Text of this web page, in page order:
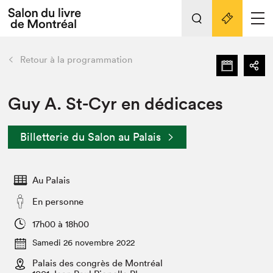
Espace médias
Espace exposant⋅e⋅s
Tout sur l'édition 2022
Actualités
Vidéos et Balados
Club de lecture Braindate
retour Nos activités
Édition 2022
Nous connaître
Projets partenaires 2022
Archives
Liens pratiques
Retour à la programmation
Guy A. St-Cyr en dédicaces
Billetterie du Salon au Palais
Au Palais
En personne
17h00 à 18h00
Samedi 26 novembre 2022
Palais des congrès de Montréal